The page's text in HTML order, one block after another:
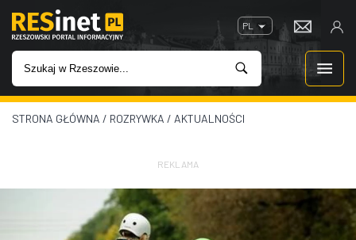
PL
WIADOMOŚCI
STRONA GŁÓWNA / ROZRYWKA / AKTUALNOŚCI
REKLAMA